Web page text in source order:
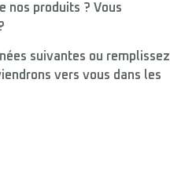
nos produits ? Vous
suivantes ou remplissez
vers vous dans les